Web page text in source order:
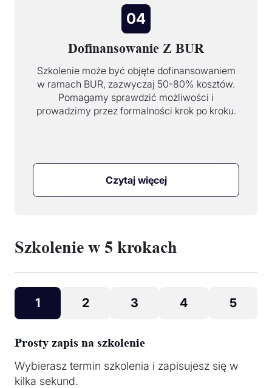
04
Dofinansowanie Z BUR
Szkolenie może być objęte dofinansowaniem
w ramach BUR, zazwyczaj 50-80% kosztów.
Pomagamy sprawdzić możliwości i
prowadzimy przez formalności krok po kroku.
Czytaj więcej
Szkolenie w 5 krokach
1 2 3 4 5
Prosty zapis na szkolenie
Wybierasz termin szkolenia i zapisujesz się w
kilka sekund.